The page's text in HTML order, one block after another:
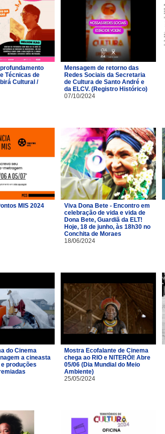
Técnicas de
Cultural /
Mensagem de retorno das
Redes Sociais da Secretaria
de Cultura de Santo André e
da ELCV. (Registro Histórico)
07/10/2024
MIS 2024
Viva Dona Bete - Encontro em
celebração de vida e vida de
Dona Bete, Guardiã da ELT!
Hoje, 18 de junho, às 18h30 no
Conchita de Moraes
18/06/2024
do Cinema
a cineasta
produções
Mostra Ecofalante de Cinema
chega ao RIO e NITERÓI! Abre
05/06 (Dia Mundial do Meio
Ambiente)
25/05/2024